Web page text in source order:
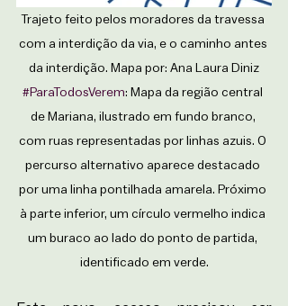
Trajeto feito pelos moradores da travessa
com a interdição da via, e o caminho antes
da interdição. Mapa por: Ana Laura Diniz
#ParaTodosVerem: Mapa da região central
de Mariana, ilustrado em fundo branco,
com ruas representadas por linhas azuis. O
percurso alternativo aparece destacado
por uma linha pontilhada amarela. Próximo
à parte inferior, um círculo vermelho indica
um buraco ao lado do ponto de partida,
identificado em verde.